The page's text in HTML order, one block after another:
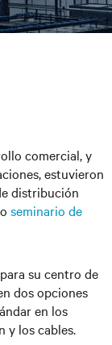
comercial, y
estuvieron
distribución
seminario de
su centro de
dos opciones
en los
y los cables.